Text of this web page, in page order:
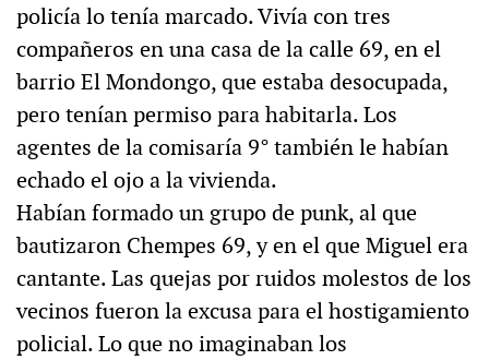
policía lo tenía marcado. Vivía con tres
compañeros en una casa de la calle 69, en el
barrio El Mondongo, que estaba desocupada,
pero tenían permiso para habitarla. Los
agentes de la comisaría 9° también le habían
echado el ojo a la vivienda.
Habían formado un grupo de punk, al que
bautizaron Chempes 69, y en el que Miguel era
cantante. Las quejas por ruidos molestos de los
vecinos fueron la excusa para el hostigamiento
policial. Lo que no imaginaban los